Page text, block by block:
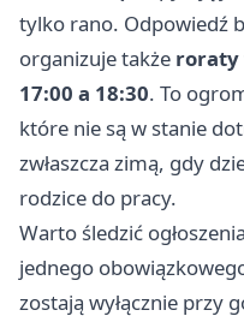
tylko rano. Odpowiedź
organizuje także roraty
17:00 a 18:30. To
które nie są w stanie
zwłaszcza zimą, gdy
rodzice do pracy.
Warto śledzić
jednego
zostają wyłącznie przy